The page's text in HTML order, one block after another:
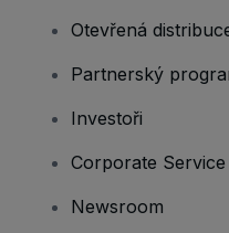
Otevřená
Partnerský
Investoři
Corporate Service
Newsroom